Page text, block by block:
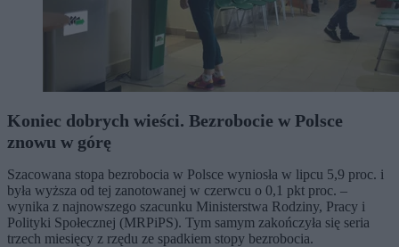
Koniec dobrych wieści. Bezrobocie w Polsce
znowu w górę
Szacowana stopa bezrobocia w Polsce wyniosła w lipcu 5,9 proc. i
była wyższa od tej zanotowanej w czerwcu o 0,1 pkt proc. –
wynika z najnowszego szacunku Ministerstwa Rodziny, Pracy i
Polityki Społecznej (MRPiPS). Tym samym zakończyła się seria
trzech miesięcy z rzędu ze spadkiem stopy bezrobocia.